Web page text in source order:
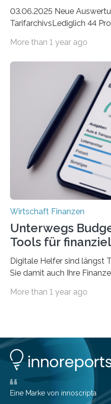
03.06.2025 Neue
TarifarchivsLediglich 44
tarifgebundenen Betrieben
Unterkünfte fast überall
viele Beschäftigte ist
Juli ausgezahlte
sich den wohlverdienten
können. Allerdings erhält
einmal die Hälfte aller
Privatwirtschaft
More than 1 year ago
Wirtschaft Finanzen
Unterwegs
Tools für
Digitale Helfer sind längst
Sie damit auch Ihre
die genau das
Lösungen interessieren. 1.
Konten auf einen Blick
ihrem Online-Banking eine
mit der sich Konten bei
More than 1 year ago
Eine Marke von innoscripta